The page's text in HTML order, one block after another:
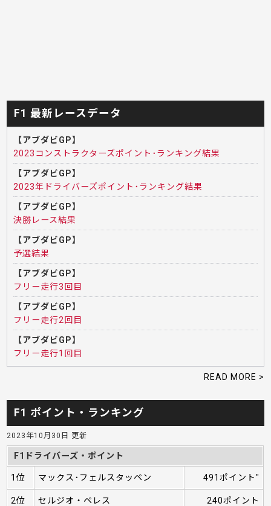
F1 最新レースデータ
【アブダビGP】
2023コンストラクターズポイント･ランキング結果
【アブダビGP】
2023年ドライバーズポイント･ランキング結果
【アブダビGP】
決勝レース結果
【アブダビGP】
予選結果
【アブダビGP】
フリー走行3回目
【アブダビGP】
フリー走行2回目
【アブダビGP】
フリー走行1回目
READ MORE >
F1 ポイント・ランキング
2023年10月30日 更新
F1ドライバーズ・ポイント
1位 マックス･フェルスタッペン 491ポイント"
2位 セルジオ・ペレス 240ポイント